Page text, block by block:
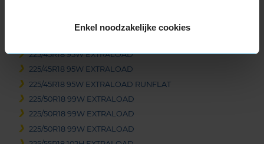
Enkel noodzakelijke cookies
215/60R18 102H EXTRALOAD
225/45R18 95W EXTRALOAD
225/45R18 95W EXTRALOAD
225/45R18 95W EXTRALOAD RUNFLAT
225/50R18 99W EXTRALOAD
225/50R18 99W EXTRALOAD
225/50R18 99W EXTRALOAD